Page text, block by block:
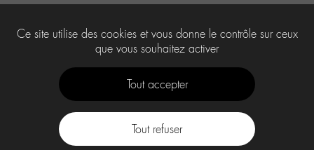
Ce site utilise des cookies et vous donne le contrôle sur ceux
que vous souhaitez activer
Tout accepter
Tout refuser